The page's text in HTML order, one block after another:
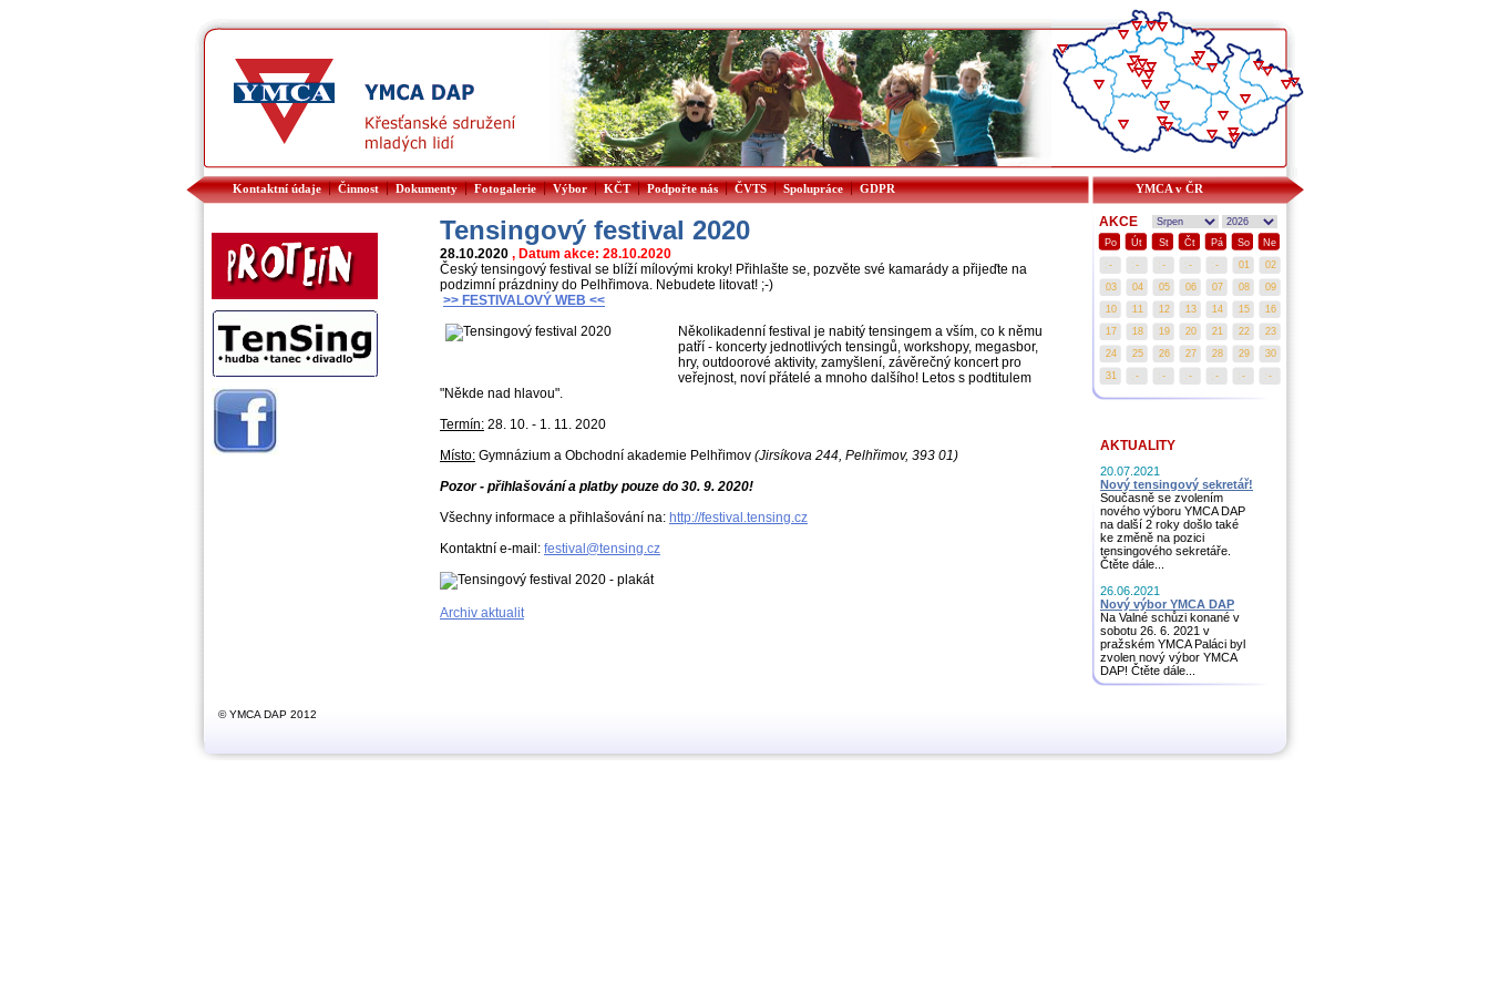
Tensingový festival 2020
28.10.2020 , Datum akce: 28.10.2020
Český tensingový festival se blíží mílovými kroky! Přihlašte se, pozvěte své kamarády a přijeďte na
podzimní prázdniny do Pelhřimova. Nebudete litovat! ;-)
>> FESTIVALOVÝ WEB <<
Několikadenní festival je nabitý tensingem a vším, co k němu
patří - koncerty jednotlivých tensingů, workshopy, megasbor,
hry, outdoorové aktivity, zamyšlení, závěrečný koncert pro
veřejnost, noví přátelé a mnoho dalšího! Letos s podtitulem
"Někde nad hlavou".
Termín: 28. 10. - 1. 11. 2020
Místo: Gymnázium a Obchodní akademie Pelhřimov (Jirsíkova 244, Pelhřimov, 393 01)
Pozor - přihlašování a platby pouze do 30. 9. 2020!
Všechny informace a přihlašování na: http://festival.tensing.cz
Kontaktní e-mail: festival@tensing.cz
Archiv aktualit
AKCE
Po Út St Čt Pá So Ne
AKTUALITY
20.07.2021
Nový tensingový sekretář!
Současně se zvolením
nového výboru YMCA DAP
na další 2 roky došlo také
ke změně na pozici
tensingového sekretáře.
Čtěte dále...
26.06.2021
Nový výbor YMCA DAP
Na Valné schůzi konané v
sobotu 26. 6. 2021 v
pražském YMCA Paláci byl
zvolen nový výbor YMCA
DAP! Čtěte dále...
© YMCA DAP 2012
Kontaktní údaje | Činnost | Dokumenty | Fotogalerie | Výbor | KČT | Podpořte nás | ČVTS | Spolupráce | GDPR YMCA v ČR